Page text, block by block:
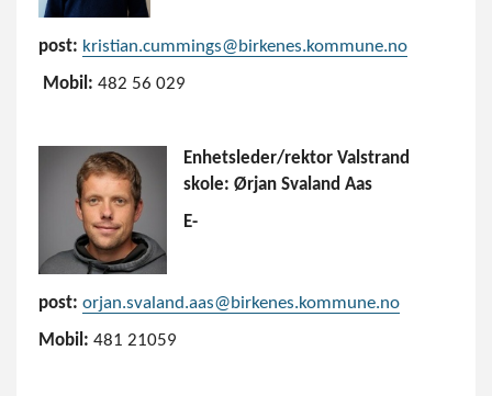
post: kristian.cummings@birkenes.kommune.no
Mobil: 482 56 029
Enhetsleder/rektor Valstrand
skole: Ørjan Svaland Aas
E-
post: orjan.svaland.aas@birkenes.kommune.no
Mobil: 481 21059